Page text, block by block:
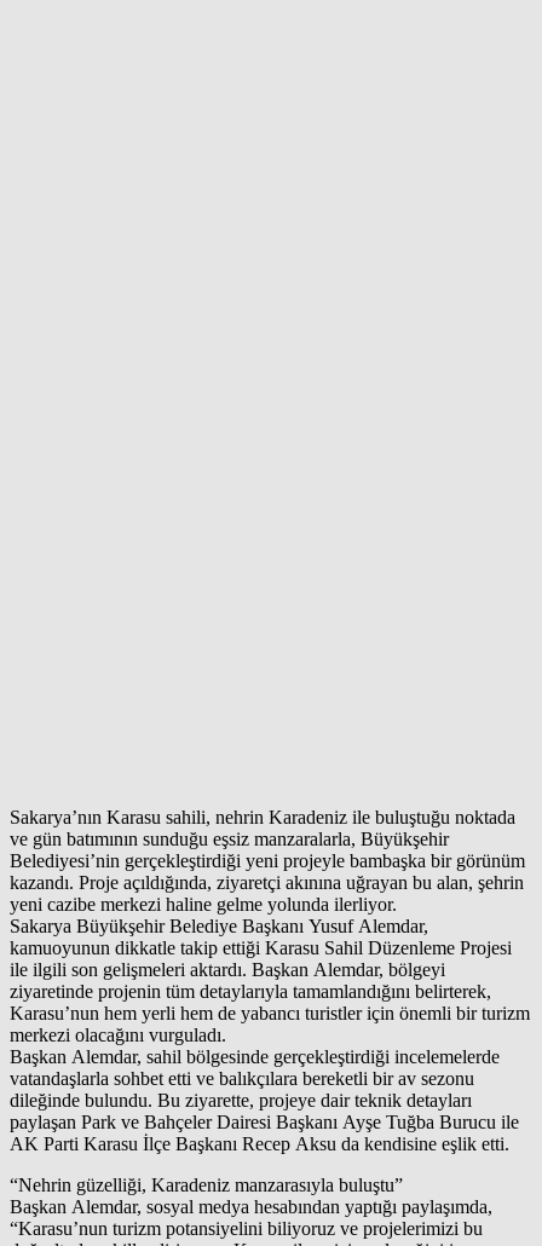
Sakarya’nın Karasu sahili, nehrin Karadeniz ile buluştuğu noktada
ve gün batımının sunduğu eşsiz manzaralarla, Büyükşehir
Belediyesi’nin gerçekleştirdiği yeni projeyle bambaşka bir görünüm
kazandı. Proje açıldığında, ziyaretçi akınına uğrayan bu alan, şehrin
yeni cazibe merkezi haline gelme yolunda ilerliyor.
Sakarya Büyükşehir Belediye Başkanı Yusuf Alemdar,
kamuoyunun dikkatle takip ettiği Karasu Sahil Düzenleme Projesi
ile ilgili son gelişmeleri aktardı. Başkan Alemdar, bölgeyi
ziyaretinde projenin tüm detaylarıyla tamamlandığını belirterek,
Karasu’nun hem yerli hem de yabancı turistler için önemli bir turizm
merkezi olacağını vurguladı.
Başkan Alemdar, sahil bölgesinde gerçekleştirdiği incelemelerde
vatandaşlarla sohbet etti ve balıkçılara bereketli bir av sezonu
dileğinde bulundu. Bu ziyarette, projeye dair teknik detayları
paylaşan Park ve Bahçeler Dairesi Başkanı Ayşe Tuğba Burucu ile
AK Parti Karasu İlçe Başkanı Recep Aksu da kendisine eşlik etti.
“Nehrin güzelliği, Karadeniz manzarasıyla buluştu”
Başkan Alemdar, sosyal medya hesabından yaptığı paylaşımda,
“Karasu’nun turizm potansiyelini biliyoruz ve projelerimizi bu